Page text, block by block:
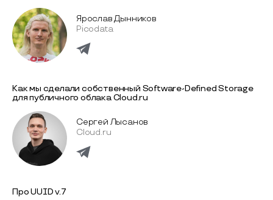
Ярослав Дынников
Picodata
Как мы сделали собственный Software-Defined Storage
для публичного облака Cloud.ru
Сергей Лысанов
Cloud.ru
Про UUID v.7